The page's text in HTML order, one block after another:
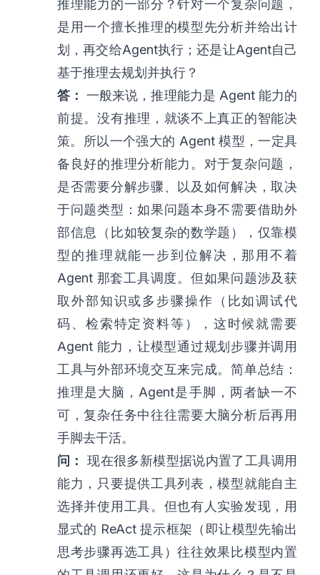
推理能力的一部分？针对一个复杂问题，
是用一个擅长推理的模型先分析并给出计
划，再交给Agent执行；还是让Agent自己
基于推理去规划并执行？
答： 一般来说，推理能力是 Agent 能力的
前提。没有推理，就谈不上真正的智能决
策。所以一个强大的 Agent 模型，一定具
备良好的推理分析能力。对于复杂问题，
是否需要分解步骤、以及如何解决，取决
于问题类型：如果问题本身不需要借助外
部信息（比如较复杂的数学题），仅靠模
型的推理就能一步到位解决，那用不着
Agent 那套工具调度。但如果问题涉及获
取外部知识或多步骤操作（比如调试代
码、检索特定资料等），这时候就需要
Agent 能力，让模型通过规划步骤并调用
工具与外部环境交互来完成。简单总结：
推理是大脑，Agent是手脚，两者缺一不
可，复杂任务中往往需要大脑分析后再用
手脚去干活。
问：
现在很多新模型据说内置了工具调用
能力，只要提供工具列表，模型就能自主
选择并使用工具。但也有人实验发现，用
显式的 ReAct 提示框架（即让模型先输出
思考步骤再选工具）往往效果比模型内置